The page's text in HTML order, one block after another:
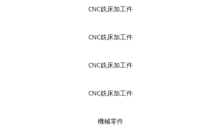
CNC銑床加工件
CNC銑床加工件
CNC銑床加工件
CNC銑床加工件
機械零件